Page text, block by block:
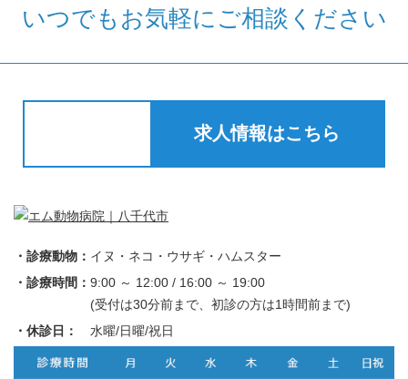
いつでもお気軽にご相談ください
求人情報はこちら
・診療動物： イヌ・ネコ・ウサギ・ハムスター
・診療時間： 9:00 ～ 12:00 / 16:00 ～ 19:00
(受付は30分前まで、初診の方は1時間前まで)
・休診日：
水曜/日曜/祝日